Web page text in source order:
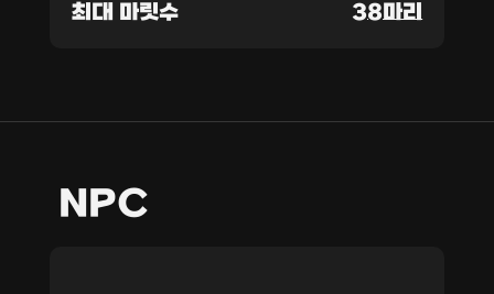
최대 마릿수 38마리
NPC